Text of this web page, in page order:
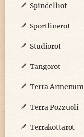
Spindellrot
Sportlinerot
Studiorot
Tangorot
Terra Armenum
Terra Pozzuoli
Terrakottarot